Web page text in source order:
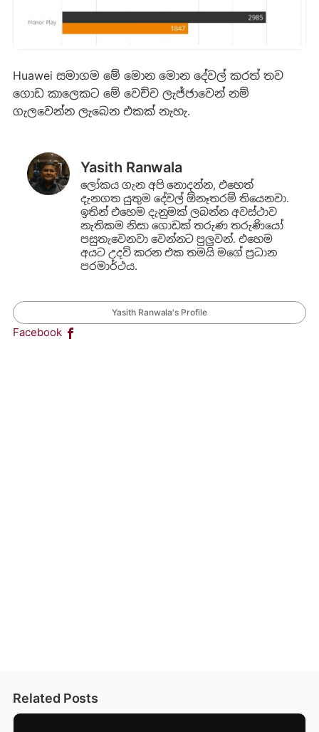
Huawei සමාගම මේ මොන මොන දේවල් කරත් තව
ගොඩ කාලෙකට මේ වෙච්ච ලැජ්ජාවෙන් නම්
ගැලවෙන්න ලැබෙන එකක් නැහැ.
Yasith Ranwala
ලෝකය ගැන අපි නොදන්න, එහෙත්
දැනගත යුතුම දේවල් ඕනෑතරම් තියෙනවා.
ඉතින් එහෙම දැනුමක් ලබන්න අවස්ථාව
නැතිකම නිසා ගොඩක් තරුණ තරුණියෝ
පසුතැවෙනවා වෙන්නට පුලුවන්. එහෙම
අයට උදව් කරන එක තමයි මගේ ප්‍රධාන
පරමාර්ථය.
Yasith Ranwala's Profile
Facebook
Related Posts